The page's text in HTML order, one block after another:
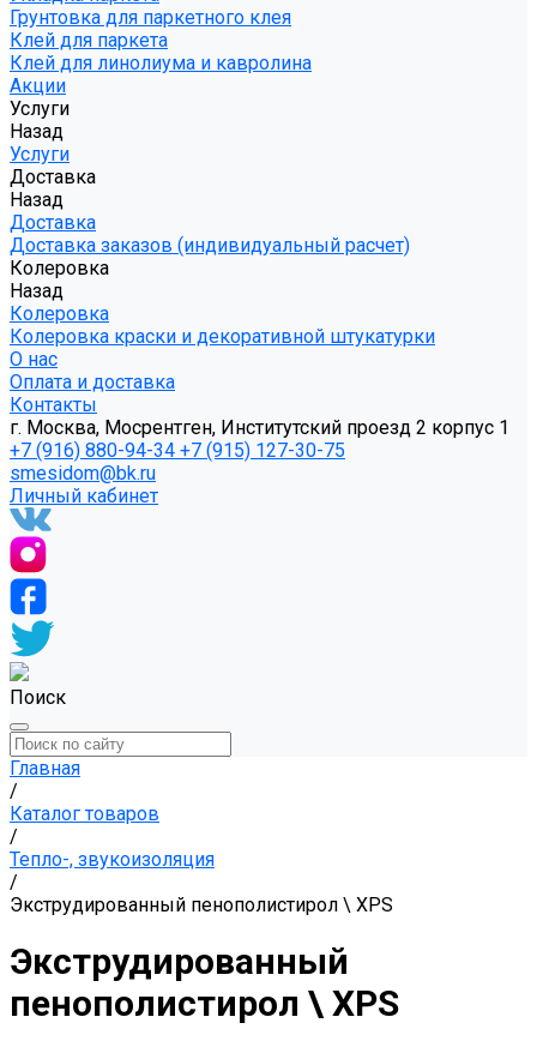
Грунтовка для паркетного клея
Клей для паркета
Клей для линолиума и кавролина
Акции
Услуги
Назад
Услуги
Доставка
Назад
Доставка
Доставка заказов (индивидуальный расчет)
Колеровка
Назад
Колеровка
Колеровка краски и декоративной штукатурки
О нас
Оплата и доставка
Контакты
г. Москва, Мосрентген, Институтский проезд 2 корпус 1
+7 (916) 880-94-34 +7 (915) 127-30-75
smesidom@bk.ru
Личный кабинет
Поиск
Главная
/
Каталог товаров
/
Тепло-, звукоизоляция
/
Экструдированный пенополистирол \ XPS
Экструдированный
пенополистирол \ XPS